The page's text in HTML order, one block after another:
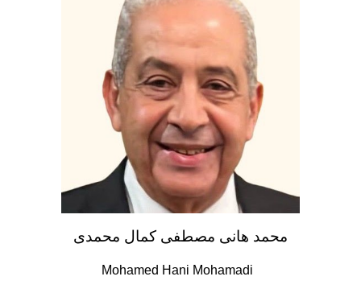
محمد هانى مصطفى كمال محمدى
Mohamed Hani Mohamadi